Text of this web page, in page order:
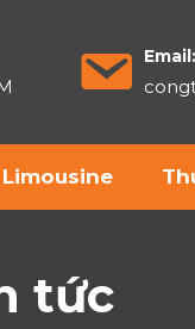
Email:
Limousine
tức